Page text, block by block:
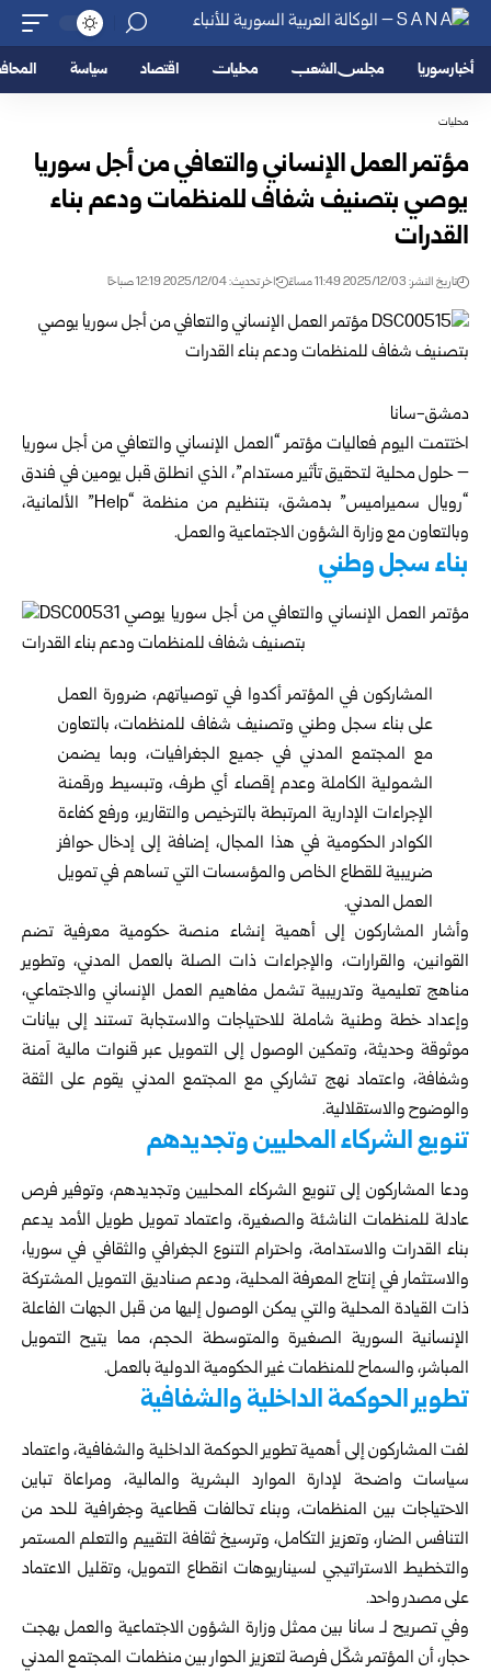
أخبار سوريا مجلس الشعب محليات اقتصاد سياسة
محليات
مؤتمر العمل الإنساني والتعافي من أجل سوريا
يوصي بتصنيف شفاف للمنظمات ودعم بناء
القدرات
تاريخ النشر: 2025/12/03 11:49 مساءً اخر تحديث: 2025/12/04 12:19 صباحًا
دمشق-سانا
اختتمت اليوم فعاليات مؤتمر “العمل الإنساني والتعافي من أجل سوريا
– حلول محلية لتحقيق تأثير مستدام”، الذي انطلق قبل يومين في فندق
“رويال سميراميس” بدمشق، بتنظيم من منظمة “Help” الألمانية،
وبالتعاون معوزارة الشؤون الاجتماعية والعمل.
بناء سجل وطني
المشاركون في المؤتمر أكدوا في توصياتهم، ضرورة العمل
على بناء سجل وطني وتصنيف شفاف للمنظمات، بالتعاون
مع المجتمع المدني في جميع الجغرافيات، وبما يضمن
الشمولية الكاملة وعدم إقصاء أي طرف، وتبسيط ورقمنة
الإجراءات الإدارية المرتبطة بالترخيص والتقارير، ورفع كفاءة
الكوادر الحكومية في هذا المجال، إضافة إلى إدخال حوافز
ضريبية للقطاع الخاص والمؤسسات التي تساهم في تمويل
العمل المدني.
وأشار المشاركون إلى أهمية إنشاء منصة حكومية معرفية تضم
القوانين، والقرارات، والإجراءات ذات الصلة بالعمل المدني، وتطوير
مناهج تعليمية وتدريبية تشمل مفاهيم العمل الإنساني والاجتماعي،
وإعداد خطة وطنية شاملة للاحتياجات والاستجابة تستند إلى بيانات
موثوقة وحديثة، وتمكين الوصول إلى التمويل عبر قنوات مالية آمنة
وشفافة، واعتماد نهج تشاركي مع المجتمع المدني يقوم على الثقة
والوضوح والاستقلالية.
تنويع الشركاء المحليين وتجديدهم
ودعا المشاركون إلى تنويع الشركاء المحليين وتجديدهم، وتوفير فرص
عادلة للمنظمات الناشئة والصغيرة، واعتماد تمويل طويل الأمد يدعم
بناء القدرات والاستدامة، واحترام التنوع الجغرافي والثقافي في سوريا،
والاستثمار في إنتاج المعرفة المحلية، ودعم صناديق التمويل المشتركة
ذات القيادة المحلية والتي يمكن الوصول إليها من قبل الجهات الفاعلة
الإنسانية السورية الصغيرة والمتوسطة الحجم، مما يتيح التمويل
المباشر، والسماح للمنظمات غير الحكومية الدولية بالعمل.
تطوير الحوكمة الداخلية والشفافية
لفت المشاركون إلى أهمية تطوير الحوكمة الداخلية والشفافية، واعتماد
سياسات واضحة لإدارة الموارد البشرية والمالية، ومراعاة تباين
الاحتياجات بين المنظمات، وبناء تحالفات قطاعية وجغرافية للحد من
التنافس الضار، وتعزيز التكامل، وترسيخ ثقافة التقييم والتعلم المستمر
والتخطيط الاستراتيجي لسيناريوهات انقطاع التمويل، وتقليل الاعتماد
على مصدر واحد.
وفي تصريح لـ سانا بين ممثل وزارة الشؤون الاجتماعية والعمل بهجت
حجار، أن المؤتمر شكّل فرصة لتعزيز الحوار بين منظمات المجتمع المدني